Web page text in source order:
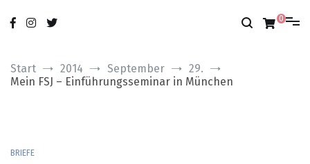
Inhalt
springen
modobonum
nur das Gute 0
Start 2014 September
29.
Mein FSJ – Einführungsseminar in München
BRIEFE